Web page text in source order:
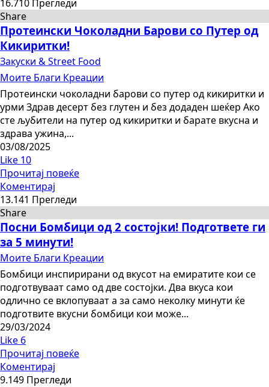
16.710 Прегледи
Share
Протеински Чоколадни Барови со Путер од
Кикиритки!
Закуски & Street Food
Моите Благи Креации
Протеински чоколадни барови со путер од кикиритки и
урми Здрав десерт без глутен и без додаден шеќер Ако
сте љубители на путер од кикиритки и барате вкусна и
здрава ужина,...
03/08/2025
Like 10
Прочитај повеќе
Коментирај
13.141 Прегледи
Share
Посни Бомбици од 2 состојки! Подгответе ги
за 5 минути!
Моите Благи Креации
Бомбици инспирирани од вкусот на емиратите кои се
подготвуваат само од две состојки. Два вкуса кои
одлично се вклопуваат а за само неколку минути ќе
подготвите вкусни бомбици кои може...
29/03/2024
Like 6
Прочитај повеќе
Коментирај
9.149 Прегледи